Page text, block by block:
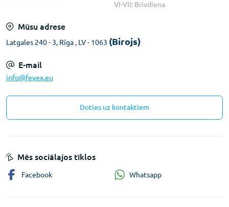
VI-VII: Brīvdiena
Mūsu adrese
Latgales 240 - 3, Rīga , LV - 1063 (Birojs)
E-mail
info@fevex.eu
Doties uz kontaktiem
Mēs sociālajos tīklos
Facebook Whatsapp